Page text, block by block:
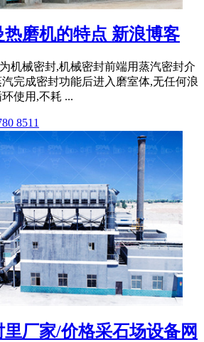
磨机的特点 新浪博客
机械密封,机械密封前端用蒸汽密封介
完成密封功能后进入磨室体,无任何浪
使用,不耗 ...
8511
里厂家/价格采石场设备网